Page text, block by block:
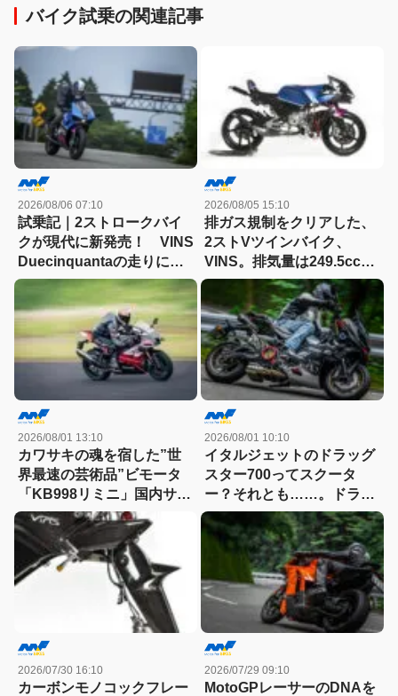
バイク試乗の関連記事
2026/08/06 07:10
試乗記｜2ストロークバイ
クが現代に新発売！ VINS
Duecinquantaの走りに大
感動
2026/08/05 15:10
排ガス規制をクリアした、
2ストVツインバイク、
VINS。排気量は249.5cc、
83HPを絞り出す。そのエ
ンジンの技術とは
2026/08/01 13:10
カワサキの魂を宿した”世
界最速の芸術品”ビモータ
「KB998リミニ」国内サー
キット試乗記
2026/08/01 10:10
イタルジェットのドラッグ
スター700ってスクータ
ー？それとも……。ドラッ
グスター700ツイン・リミ
テッドエディション試乗記
2026/07/30 16:10
カーボンモノコックフレー
2026/07/29 09:10
MotoGPレーサーのDNAを